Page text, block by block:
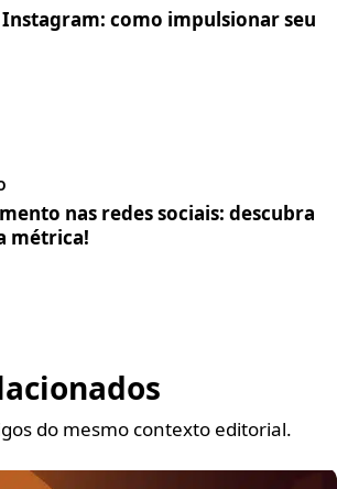
como impulsionar seu
nas redes sociais: descubra
métrica!
do mesmo contexto editorial.